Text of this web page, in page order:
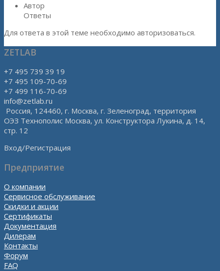
Автор
Ответы
Для ответа в этой теме необходимо авторизоваться.
ZETLAB
+7 495 739 39 19
+7 495 109-70-69
+7 499 116-70-69
info@zetlab.ru
Россия, 124460, г. Москва, г. Зеленоград, территория
ОЭЗ Технополис Москва, ул. Конструктора Лукина, д. 14,
стр. 12
Вход/Регистрация
Предприятие
О компании
Сервисное обслуживание
Скидки и акции
Сертификаты
Документация
Дилерам
Контакты
Форум
FAQ